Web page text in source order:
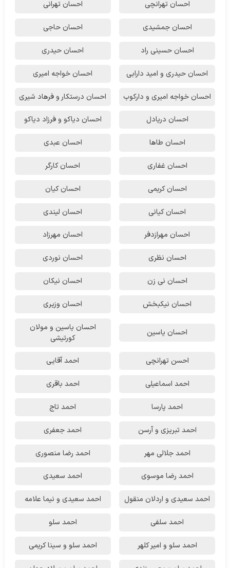
احسان تهرانچی احسان تهرانی
احسان جمشیدی احسان حاجی
احسان حسینی راد احسان حیدری
احسان حیدری و امید دارابی احسان خواجه امیری
احسان خواجه امیری و دارکوب احسان درستكار و فرهاد شيرى
احسان دریادل احسان دیاکو و فرزاد دیاکو
احسان طاها احسان عبدی
احسان غفاری احسان کارگر
احسان کریمی احسان کیان
احسان کیانی احسان لیندی
احسان مهرازدفر احسان مهرزاد
احسان نظری احسان نوردی
احسان نی زن احسان نیکان
احسان نیکبخش احسان وزیری
احسان یاسین
احسان یاسین و مولان
کورتیشی
احسن تهرانچی احمد آقایی
احمد اسماعیلی احمد باقری
احمد پارسا احمد تاج
احمد تبریزی و آرسن احمد جعفری
احمد جلالی مهر احمد رضا منصوری
احمد رضا موسوی احمد سعیدی
احمد سعیدی و اردلان منقول احمد سعیدی و نیما علامه
احمد سلفی احمد سلو
احمد سلو و امیر کلهر احمد سلو و سینا کریمی